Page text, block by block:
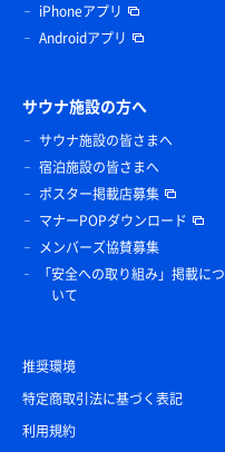
iPhoneアプリ
Androidアプリ
サウナ施設の方へ
サウナ施設の皆さまへ
宿泊施設の皆さまへ
ポスター掲載店募集
マナーPOPダウンロード
メンバーズ協賛募集
「安全への取り組み」掲載につ
いて
推奨環境
特定商取引法に基づく表記
利用規約